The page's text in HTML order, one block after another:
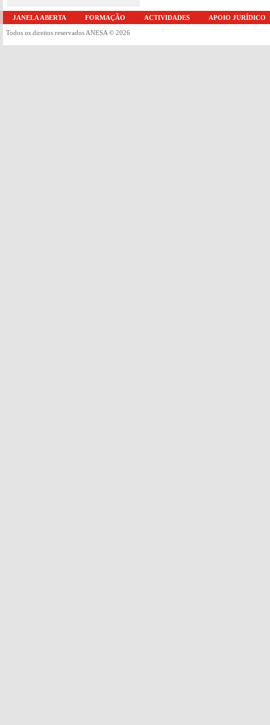
JANELA ABERTA FORMAÇÃO ACTIVIDADES APOIO JURÍDICO
Todos os direitos reservados ANESA © 2026